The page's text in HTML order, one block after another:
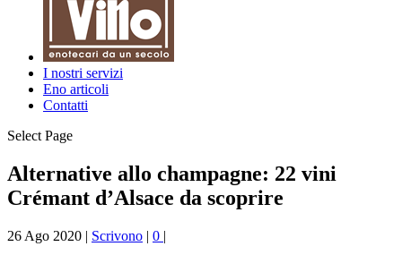
I nostri servizi
Eno articoli
Contatti
Select Page
Alternative allo champagne: 22 vini
Crémant d’Alsace da scoprire
26 Ago 2020 | Scrivono | 0 |